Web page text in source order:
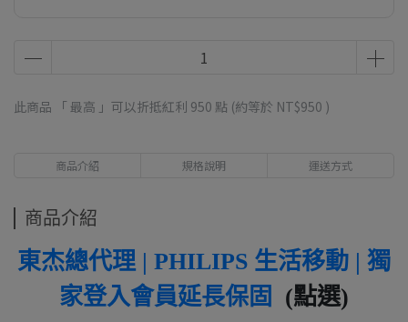
此商品 「 最高 」可以折抵紅利 950 點 (約等於 NT$950 )
商品介紹 規格說明 運送方式
商品介紹
東杰總代理 | PHILIPS 生活移動 | 獨
家登入會員延長保固
(點選)